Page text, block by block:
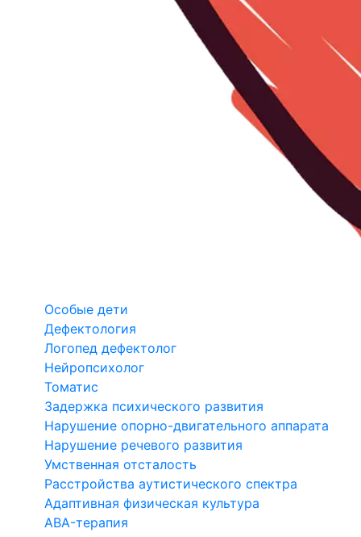
Особые дети
Дефектология
Логопед дефектолог
Нейропсихолог
Томатис
Задержка психического развития
Нарушение опорно-двигательного аппарата
Нарушение речевого развития
Умственная отсталость
Расстройства аутистического спектра
Адаптивная физическая культура
ABA-терапия